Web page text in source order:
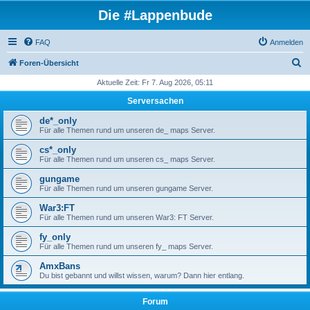
Die #Lappenbude
FAQ Anmelden
Foren-Übersicht
h
Aktuelle Zeit: Fr 7. Aug 2026, 05:11
Serversachen
de*_only
Für alle Themen rund um unseren de_ maps Server.
cs*_only
Für alle Themen rund um unseren cs_ maps Server.
gungame
Für alle Themen rund um unseren gungame Server.
War3:FT
Für alle Themen rund um unseren War3: FT Server.
fy_only
Für alle Themen rund um unseren fy_ maps Server.
AmxBans
Du bist gebannt und willst wissen, warum? Dann hier entlang.
Forum